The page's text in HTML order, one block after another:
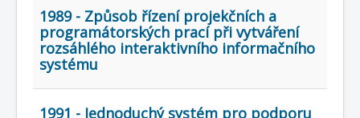
Úvod Mapa stránek (štítky)
1989 - Způsob řízení projekčních a
programátorských prací při vytváření
rozsáhlého interaktivního informačního
systému
1991 - Jednoduchý systém pro podporu